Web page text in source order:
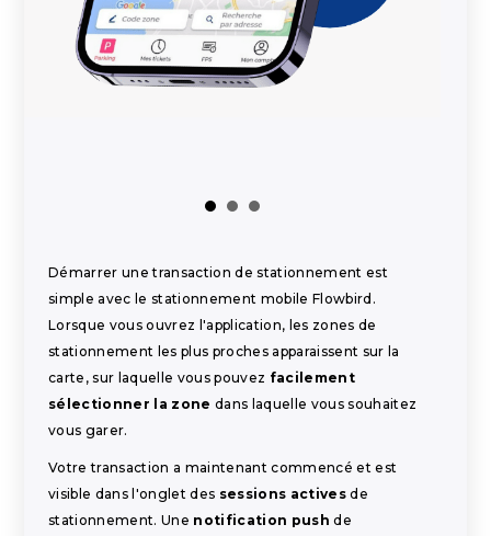
Démarrer une transaction de stationnement est
simple avec le stationnement mobile Flowbird.
Lorsque vous ouvrez l'application, les zones de
stationnement les plus proches apparaissent sur la
carte, sur laquelle vous pouvez facilement
sélectionner la zone dans laquelle vous souhaitez
vous garer.
Votre transaction a maintenant commencé et est
visible dans l'onglet des sessions activesde
stationnement. Une notification push de